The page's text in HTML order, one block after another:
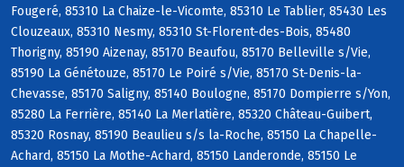
Fougeré, 85310 La Chaize-le-Vicomte, 85310 Le Tablier, 85430 Les
Clouzeaux, 85310 Nesmy, 85310 St-Florent-des-Bois, 85480
Thorigny, 85190 Aizenay, 85170 Beaufou, 85170 Belleville s/Vie,
85190 La Génétouze, 85170 Le Poiré s/Vie, 85170 St-Denis-la-
Chevasse, 85170 Saligny, 85140 Boulogne, 85170 Dompierre s/Yon,
85280 La Ferrière, 85140 La Merlatière, 85320 Château-Guibert,
85320 Rosnay, 85190 Beaulieu s/s la-Roche, 85150 La Chapelle-
Achard, 85150 La Mothe-Achard, 85150 Landeronde, 85150 Le